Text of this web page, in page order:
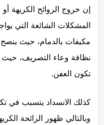
إن خروج الروائح الكريهة
المشكلات الشائعة التي
مكيفات بالدمام، حيث ينصح
نظافة وعاء التصريف، حيث
تكون العفن.
كذلك الانسداد يتسبب في
وبالتالي ظهور الرائحة